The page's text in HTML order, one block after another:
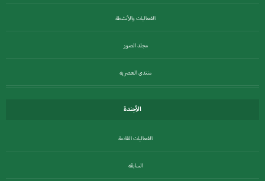
الفعاليات والأنشطة
مجلد الصور
منتدى العصريه
الأجندة
الفعاليات القادمة
السابقه